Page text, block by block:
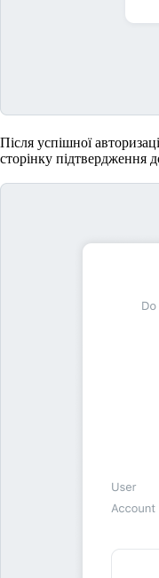
Після успішної
сторінку підтвердження